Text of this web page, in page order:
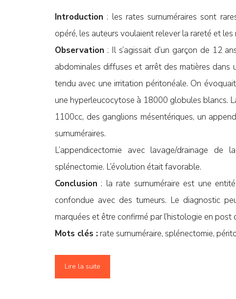
Introduction : les rates surnuméraires sont
opéré, les auteurs voulaient relever la rareté et
Observation : Il s’agissait d’un garçon de 12
abdominales diffuses et arrêt des matières dans
tendu avec une irritation péritonéale. On
une hyperleucocytose à 18000 globules blancs.
1100cc, des ganglions mésentériques, un
surnuméraires.
L’appendicectomie avec lavage/drainage
splénectomie. L’évolution était favorable.
Conclusion : la rate surnuméraire est une
confondue avec des tumeurs. Le diagnostic
marquées et être confirmé par l’histologie en post
Mots clés :rate surnuméraire, splénectomie,
Lire la suite